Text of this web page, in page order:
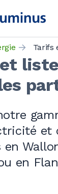
Tarifs
et
en